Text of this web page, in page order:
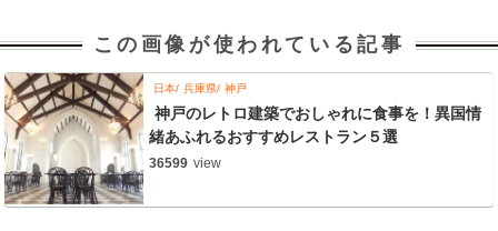
この画像が使われている記事
日本 兵庫県 神戸
神戸のレトロ建築でおしゃれに食事を！異国情
緒あふれるおすすめレストラン５選
36599 view